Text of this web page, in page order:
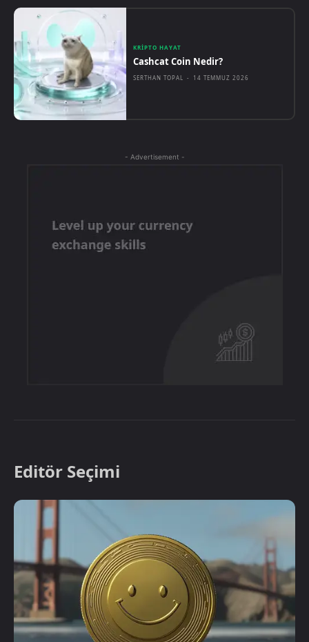
KRIPTO HAYAT
Cashcat Coin Nedir?
SERTHAN TOPAL - 14 TEMMUZ 2026
- Advertisement -
Editör Seçimi